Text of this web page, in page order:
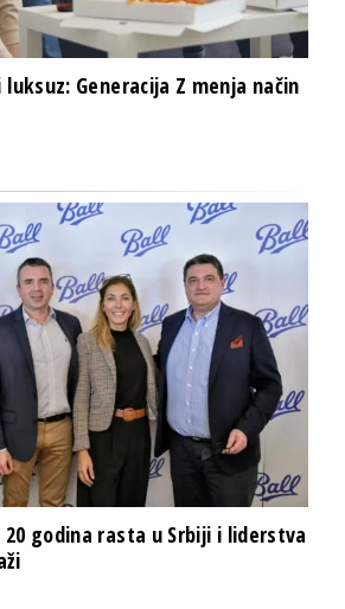
Generacija Z menja način
godina rasta u Srbiji i liderstva